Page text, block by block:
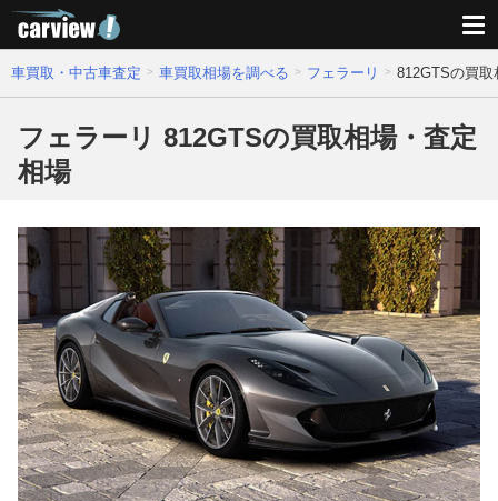
車買取・中古車査定 車買取相場を調べる フェラーリ 812GTSの買
フェラーリ 812GTSの買取相場・査定
相場